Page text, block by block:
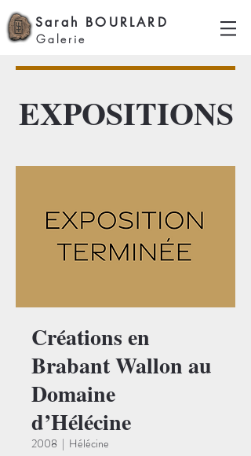
Galerie
Sarah BOURLARD
Créations en
Brabant Wallon au
Domaine
d’Hélécine
2008
  |
Hélécine
EXPOSITIONS